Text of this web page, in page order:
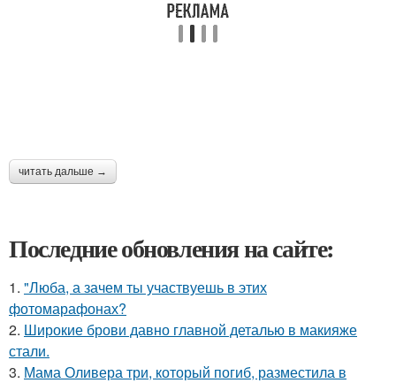
читать дальше →
Последние обновления на сайте:
1. "Люба, а зачем ты участвуешь в этих
фотомарафонах?
2. Широкие брови давно главной деталью в макияже
стали.
3. Мама Оливера три, который погиб, разместила в